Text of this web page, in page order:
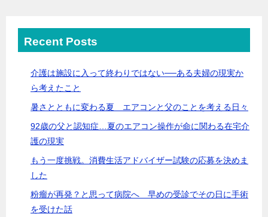
Recent Posts
介護は施設に入って終わりではない──ある夫婦の現実か
ら考えたこと
暑さとともに変わる夏 エアコンと父のことを考える日々
92歳の父と認知症…夏のエアコン操作が命に関わる在宅介
護の現実
もう一度挑戦。消費生活アドバイザー試験の応募を決めま
した
粉瘤が再発？と思って病院へ 早めの受診でその日に手術
を受けた話